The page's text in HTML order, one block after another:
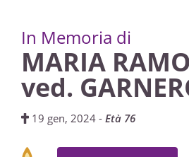
In Memoria di
MARIA
ved.
19 gen, 2024 -Età 76